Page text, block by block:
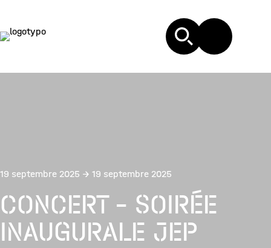
19 septembre 2025 → 19 septembre 2025
CONCERT – SOIRÉE
INAUGURALE JEP